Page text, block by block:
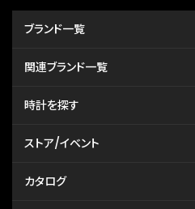
ブランド一覧
関連ブランド一覧
時計を探す
ストア/イベント
カタログ